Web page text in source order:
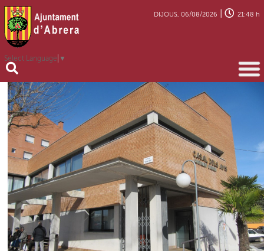
Select Language ▼
DIJOUS, 06/08/2026 21:48 h